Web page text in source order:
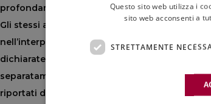
profondamente sul rischio e devono essere
Gli stessi autori dello studio, sottolinea l’Irvas,
nell’interpretazione dei risultati. Lo studio
dichiarate: non distingue i diversi tipi di
separatamente le differenti bevande
riportati dai partecipanti. Inoltre, gli autori
Questo sito web utilizza i
sito web acconsenti a
STRETTAMENTE